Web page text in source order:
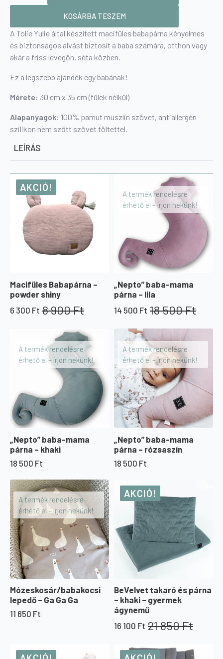
elephant
KOSÁRBA TESZEM
A Tolie Yulie által készített macifüles babapárna kényelmes
és biztonságos alvást biztosít a baba számára, otthon vagy
akár a friss levegőn, séta közben.
Ez a legszebb ajándék egy babának!
Mérete: 30 cm x 35 cm (fülek nélkül)
Alapanyagok: 100% pamut muszlin szövet, antiallergén
szilikon nem szőtt szövet töltettel.
LEÍRÁS
AKCIÓ!
Macifüles Babapárna –
powder shiny
8 900Ft
Original
900 Ft.
6 300 Ft
Current
300 Ft.
A termék rendelésre
érhető el – írjon nekünk!
„Nepto” baba-mama
párna – lila
18 500Ft
Original
was:
500 Ft.
14 500 Ft
Current
14
500 Ft.
A termék rendelésre
érhető el – írjon nekünk!
„Nepto” baba-mama
párna – khaki
18 500 Ft
A termék rendelésre
érhető el – írjon nekünk!
„Nepto” baba-mama
párna – rózsaszín
18 500 Ft
A termék rendelésre
érhető el – írjon nekünk!
Mózeskosár/babakocsi
lepedő – Ga Ga Ga
11 650 Ft
AKCIÓ!
BeVelvet takaró és párna
– khaki – gyermek
ágynemű
21 850Ft
Original
was:
16 100 Ft
Current
is: